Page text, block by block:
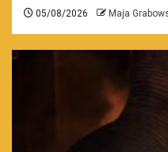
05/08/2026 Maja